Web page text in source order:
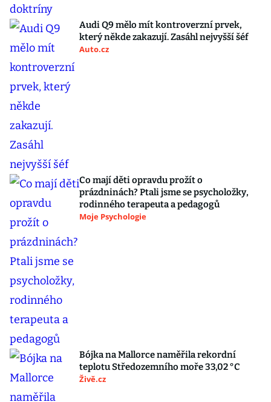
Audi Q9 mělo mít kontroverzní prvek,
který někde zakazují. Zasáhl nejvyšší šéf
Auto.cz
Co mají děti opravdu prožít o
prázdninách? Ptali jsme se psycholožky,
rodinného terapeuta a pedagogů
Moje Psychologie
Bójka na Mallorce naměřila rekordní
teplotu Středozemního moře 33,02 °C
Živě.cz